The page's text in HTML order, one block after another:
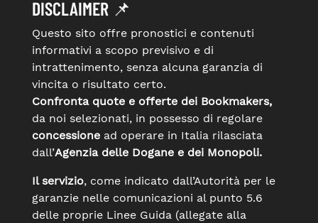
DISCLAIMER 📌
Questo sito offre pronostici e contenuti
informativi a scopo previsivo e di
intrattenimento, senza alcuna garanzia di
vincita o risultato certo.
Confronta quote e offerte dei Bookmakers,
da noi selezionati, in possesso di regolare
concessione ad operare in Italia rilasciata
dall’Agenzia delle Dogane e dei Monopoli.
Il servizio, come indicato dall’Autorità per le
garanzie nelle comunicazioni al punto 5.6
delle proprie Linee Guida (allegate alla